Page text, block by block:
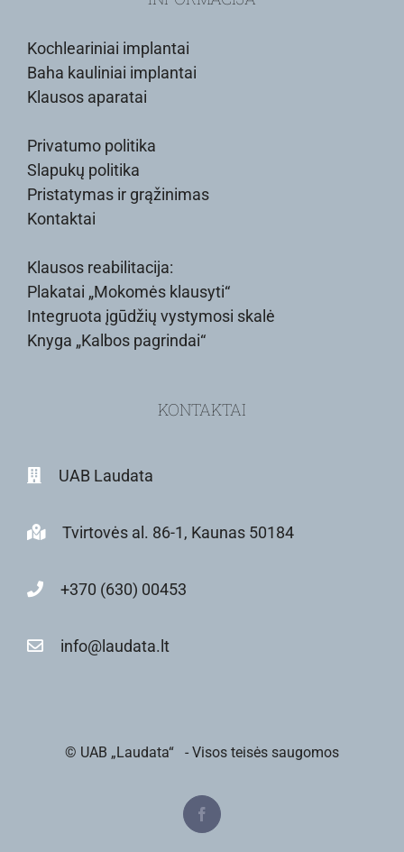
Kochleariniai implantai
Baha kauliniai implantai
Klausos aparatai
Privatumo politika
Slapukų politika
Pristatymas ir grąžinimas
Kontaktai
Klausos reabilitacija:
Plakatai „Mokomės klausyti“
Integruota įgūdžių vystymosi skalė
Knyga „Kalbos pagrindai“
KONTAKTAI
UAB Laudata
Tvirtovės al. 86-1, Kaunas 50184
+370 (630) 00453
info@laudata.lt
© UAB „Laudata“ - Visos teisės saugomos
Facebook